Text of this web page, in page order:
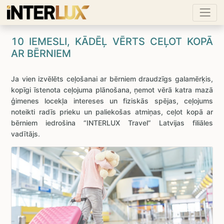
10 IEMESLI, KĀDĒĻ VĒRTS CEĻOT KOPĀ
AR BĒRNIEM
Ja vien izvēlēts ceļošanai ar bērniem draudzīgs galamērķis,
kopīgi īstenota ceļojuma plānošana, ņemot vērā katra mazā
ģimenes locekļa intereses un fiziskās spējas, ceļojums
noteikti radīs prieku un paliekošas atmiņas, ceļot kopā ar
bērniem iedrošina “INTERLUX Travel” Latvijas filiāles
vadītājs.